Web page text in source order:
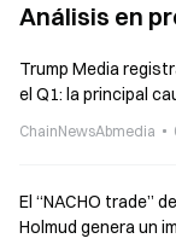
Análisis en
Trump Media
el Q1: la principal
ChainNewsAbmedia
El “NACHO trade”
Holmud genera un